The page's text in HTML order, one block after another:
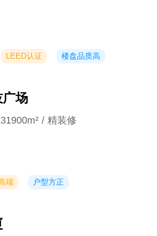
LEED认证 楼盘品质高
场
/ 精装修
端 户型方正